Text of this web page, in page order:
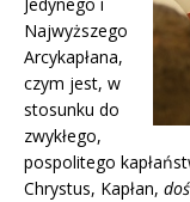
Jedynego i
Najwyższego
Arcykapłana,
czym jest, w
stosunku do
zwykłego,
pospolitego
Chrystus, Kapłan,